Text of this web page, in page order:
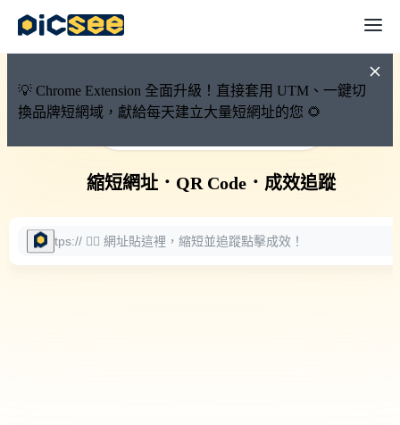
💡 Chrome Extension 全面升級！直接套用 UTM、一鍵切
換品牌短網域，獻給每天建立大量短網址的您 🌻
🚀 PicSee 短網址永久有效
縮短網址． QR Code． 成效追蹤